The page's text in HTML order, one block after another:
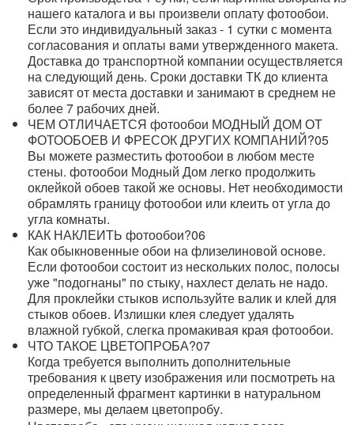
нашего каталога и вы произвели оплату фотообои.
Если это индивидуальный заказ - 1 сутки с момента
согласования и оплаты вами утвержденного макета.
Доставка до транспортной компании осуществляется
на следующий день. Сроки доставки ТК до клиента
зависят от места доставки и занимают в среднем не
более 7 рабочих дней.
ЧЕМ ОТЛИЧАЕТСЯ фотообои МОДНЫЙ ДОМ ОТ
ФОТООБОЕВ И ФРЕСОК ДРУГИХ КОМПАНИЙ?05
Вы можете разместить фотообои в любом месте
стены. фотообои Модный Дом легко продолжить
оклейкой обоев такой же основы. Нет необходимости
обрамлять границу фотообои или клеить от угла до
угла комнаты.
КАК НАКЛЕИТЬ фотообои?06
Как обыкновенные обои на флизелиновой основе.
Если фотообои состоит из нескольких полос, полосы
уже "подогнаны" по стыку, нахлест делать не надо.
Для проклейки стыков используйте валик и клей для
стыков обоев. Излишки клея следует удалять
влажной губкой, слегка промакивая края фотообои.
ЧТО ТАКОЕ ЦВЕТОПРОБА?07
Когда требуется выполнить дополнительные
требования к цвету изображения или посмотреть на
определенный фрагмент картинки в натуральном
размере, мы делаем цветопробу.